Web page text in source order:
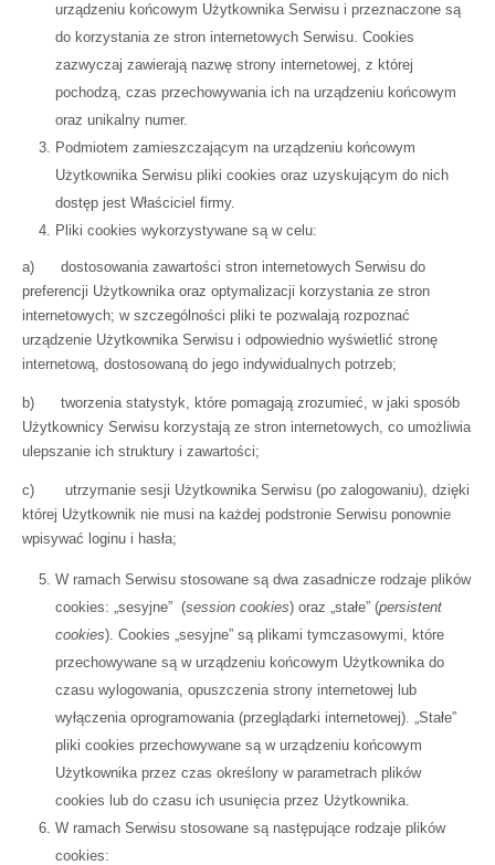
urządzeniu końcowym Użytkownika Serwisu i przeznaczone są
do korzystania ze stron internetowych Serwisu. Cookies
zazwyczaj zawierają nazwę strony internetowej, z której
pochodzą, czas przechowywania ich na urządzeniu końcowym
oraz unikalny numer.
Podmiotem zamieszczającym na urządzeniu końcowym
Użytkownika Serwisu pliki cookies oraz uzyskującym do nich
dostęp jest Właściciel firmy.
Pliki cookies wykorzystywane są w celu:
a) dostosowania zawartości stron internetowych Serwisu do
preferencji Użytkownika oraz optymalizacji korzystania ze stron
internetowych; w szczególności pliki te pozwalają rozpoznać
urządzenie Użytkownika Serwisu i odpowiednio wyświetlić stronę
internetową, dostosowaną do jego indywidualnych potrzeb;
b) tworzenia statystyk, które pomagają zrozumieć, w jaki sposób
Użytkownicy Serwisu korzystają ze stron internetowych, co umożliwia
ulepszanie ich struktury i zawartości;
c) utrzymanie sesji Użytkownika Serwisu (po zalogowaniu), dzięki
której Użytkownik nie musi na każdej podstronie Serwisu ponownie
wpisywać loginu i hasła;
W ramach Serwisu stosowane są dwa zasadnicze rodzaje plików
cookies: „sesyjne” (session cookies) oraz „stałe” (persistent
cookies). Cookies „sesyjne” są plikami tymczasowymi, które
przechowywane są w urządzeniu końcowym Użytkownika do
czasu wylogowania, opuszczenia strony internetowej lub
wyłączenia oprogramowania (przeglądarki internetowej). „Stałe”
pliki cookies przechowywane są w urządzeniu końcowym
Użytkownika przez czas określony w parametrach plików
cookies lub do czasu ich usunięcia przez Użytkownika.
W ramach Serwisu stosowane są następujące rodzaje plików
cookies: